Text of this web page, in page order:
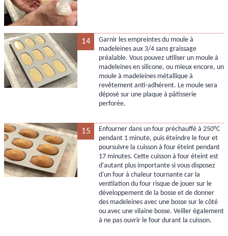
14
Garnir les empreintes du moule à
madeleines aux 3/4 sans graissage
préalable. Vous pouvez utiliser un moule à
madeleines en silicone, ou mieux encore, un
moule à madeleines métallique à
revêtement anti-adhérent. Le moule sera
déposé sur une plaque à pâtisserie
perforée.
15
Enfourner dans un four préchauffé à 250°C
pendant 1 minute, puis éteindre le four et
poursuivre la cuisson à four éteint pendant
17 minutes. Cette cuisson à four éteint est
d'autant plus importante si vous disposez
d'un four à chaleur tournante car la
ventilation du four risque de jouer sur le
développement de la bosse et de donner
des madeleines avec une bosse sur le côté
ou avec une vilaine bosse. Veiller également
à ne pas ouvrir le four durant la cuisson.